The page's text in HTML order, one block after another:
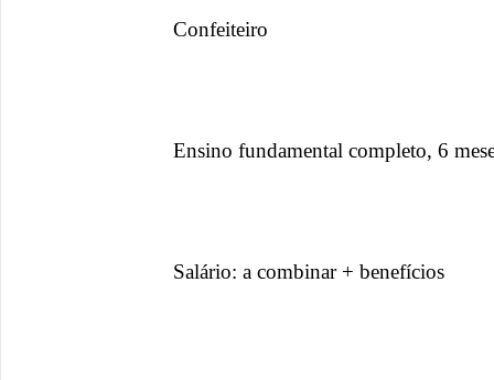
Confeiteiro
Ensino fundamental completo, 6
Salário: a combinar + benefícios